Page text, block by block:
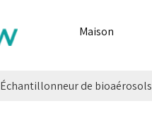
Maison
Échantillonneur de bioaérosols